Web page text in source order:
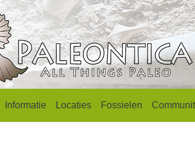
Informatie Locaties Fossielen